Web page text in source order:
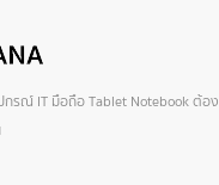
รณ์ IT มือถือ Tablet Notebook ต้อง